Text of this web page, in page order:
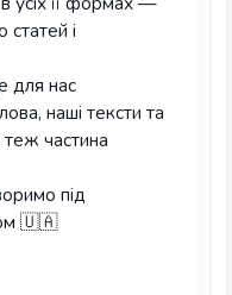
статей і
для нас
наші тексти та
частина
під
🇺🇦